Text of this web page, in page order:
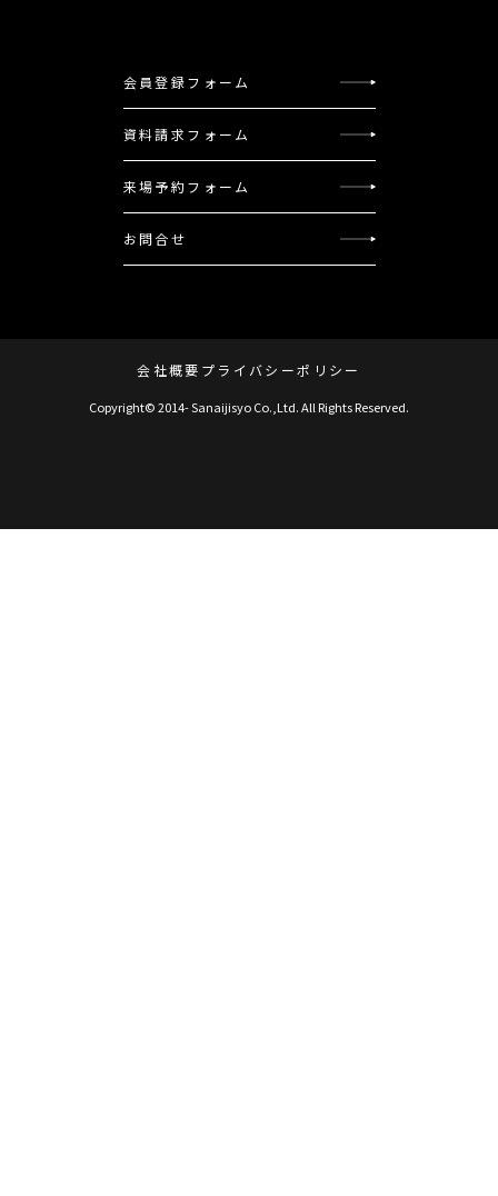
会員登録フォーム
資料請求フォーム
来場予約フォーム
お問合せ
会社概要 プライバシーポリシー
Copyright© 2014- Sanaijisyo Co.,Ltd. All Rights Reserved.